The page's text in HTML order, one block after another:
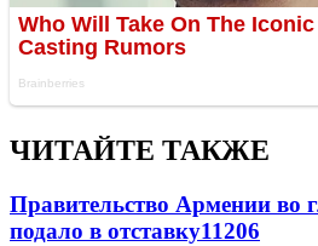
ЧИТАЙТЕ ТАКЖЕ
Правительство Армении во
подало в отставку11206